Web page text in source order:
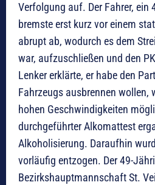
Verfolgung auf. Der Fahrer, ein
bremste erst kurz vor einem
abrupt ab, wodurch es dem
war, aufzuschließen und den
Lenker erklärte, er habe den
Fahrzeugs ausbrennen wollen,
hohen Geschwindigkeiten
durchgeführter Alkomattest
Alkoholisierung. Daraufhin
vorläufig entzogen. Der 49-
Bezirkshauptmannschaft St.